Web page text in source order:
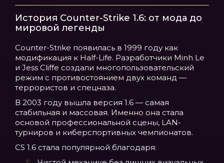
История Counter-Strike 1.6: от мода до
мировой легенды
Counter-Strike появилась в 1999 году как
модификация к Half-Life. Разработчики Minh Le
и Jess Cliffe создали многопользовательский
режим с противостоянием двух команд —
террористов и спецназа.
В 2003 году вышла версия 1.6 — самая
стабильная и массовая. Именно она стала
основой профессиональной сцены, LAN-
турниров и киберспортивных чемпионатов.
CS 1.6 стала популярной благодаря: